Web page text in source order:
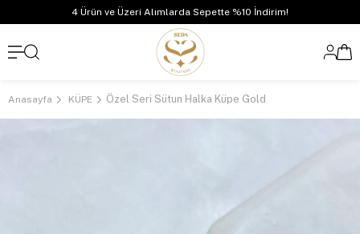
4 Ürün ve Üzeri Alımlarda Sepette %10 İndirim!
Anasayfa KÜPE Özel Seri Sütun Halka Küpe Gold